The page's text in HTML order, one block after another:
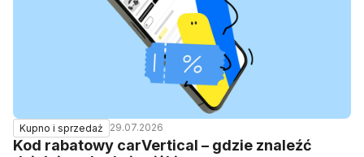
Kupno i sprzedaż 29.07.2026
Kod rabatowy carVertical – gdzie znaleźć